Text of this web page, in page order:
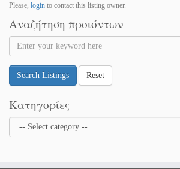
Please, login to contact this listing owner.
Αναζήτηση προιόντων
Search Listings Reset
Κατηγορίες